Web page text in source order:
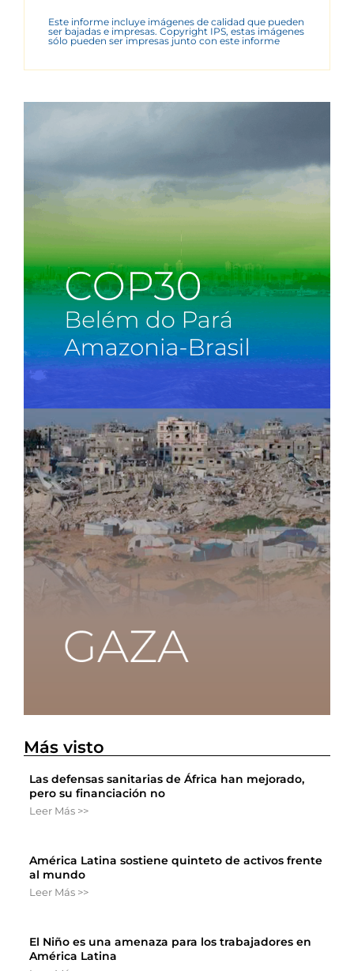
Este informe incluye imágenes de calidad que pueden
ser bajadas e impresas. Copyright IPS, estas imágenes
sólo pueden ser impresas junto con este informe
Más visto
Las defensas sanitarias de África han mejorado,
pero su financiación no
Leer Más >>
América Latina sostiene quinteto de activos frente
al mundo
Leer Más >>
El Niño es una amenaza para los trabajadores en
América Latina